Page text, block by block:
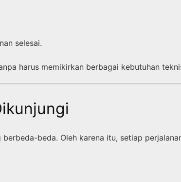
selesai.
harus memikirkan berbagai kebutuhan
beda. Oleh karena itu, setiap